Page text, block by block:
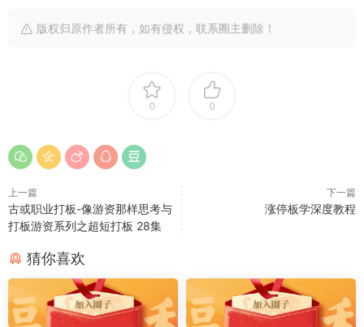
版权归原作者所有，如有侵权，联系圈主删除！
0 0
上一篇
古或职业打板-像游资那样思考与
打板游资系列之超短打板 28集
下一篇
涨停板学深度教程
猜你喜欢